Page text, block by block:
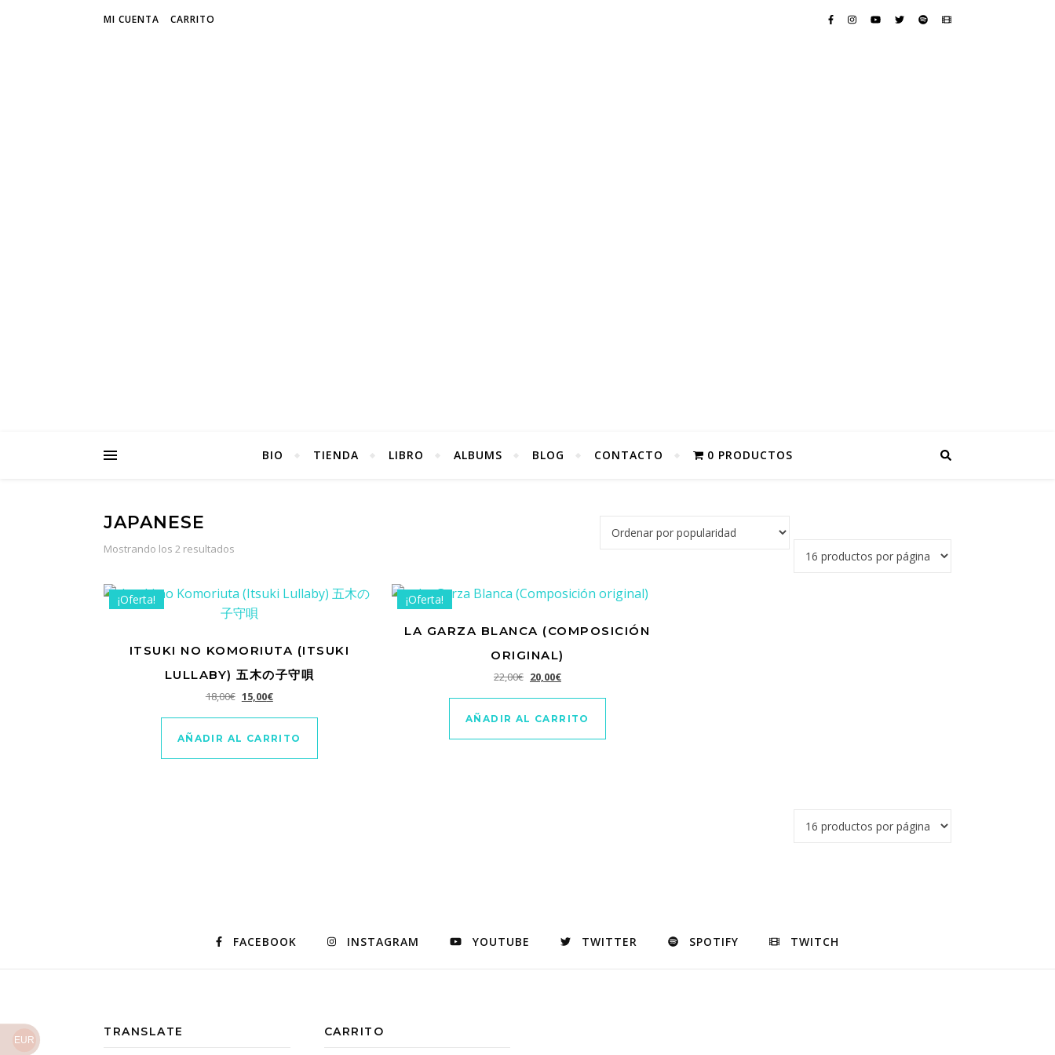
MI CUENTA CARRITO
BIO TIENDA LIBRO ALBUMS BLOG CONTACTO 0 PRODUCTOS
JAPANESE
Mostrando los 2 resultados
¡Oferta!
ITSUKI NO KOMORIUTA (ITSUKI
LULLABY) 五木の子守唄
18,00€ El precio original era: 18,00€.
15,00€El precio actual es: 15,00€.
AÑADIR AL CARRITO
¡Oferta!
LA GARZA BLANCA (COMPOSICIÓN
ORIGINAL)
22,00€ El precio original era: 22,00€.
20,00€El precio actual es: 20,00€.
AÑADIR AL CARRITO
FACEBOOK INSTAGRAM YOUTUBE TWITTER SPOTIFY TWITCH
TRANSLATE CARRITO
EUR